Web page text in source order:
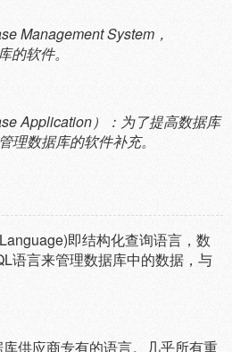
Management System，
的软件。
Application）：为了提高数据库
理数据库的软件补充。
即结构化查询语言，数
语言来管理数据库中的数据，与
供应商专有的语言。几乎所有重